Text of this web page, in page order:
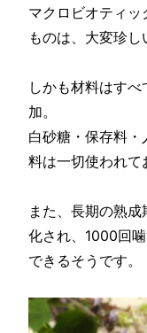
マクロビオティ
ものは、大変珍し
しかも材料はす
加。
白砂糖・保存料
料は一切使われて
また、長期の熟
化され、1000回
できるそうです。